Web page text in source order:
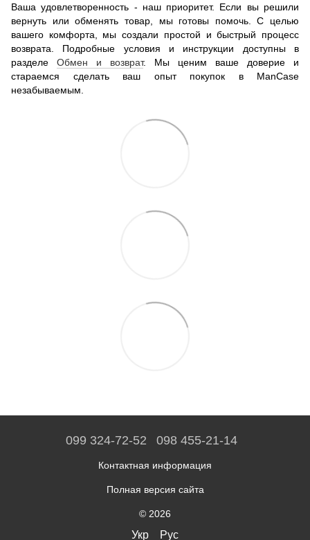
Ваша удовлетворенность - наш приоритет. Если вы решили
вернуть или обменять товар, мы готовы помочь. С целью
вашего комфорта, мы создали простой и быстрый процесс
возврата. Подробные условия и инструкции доступны в
разделе Обмен и возврат. Мы ценим ваше доверие и
стараемся сделать ваш опыт покупок в ManCase
незабываемым.
099 324-72-52 098 455-21-14
Контактная информация
Полная версия сайта
© 2026
Укр Рус